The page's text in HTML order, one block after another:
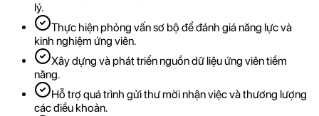
lý.
Thực hiện phỏng vấn sơ bộ để đánh giá năng lực và
kinh nghiệm ứng viên.
Xây dựng và phát triển nguồn dữ liệu ứng viên tiềm
năng.
Hỗ trợ quá trình gửi thư mời nhận việc và thương lượng
các điều khoản.